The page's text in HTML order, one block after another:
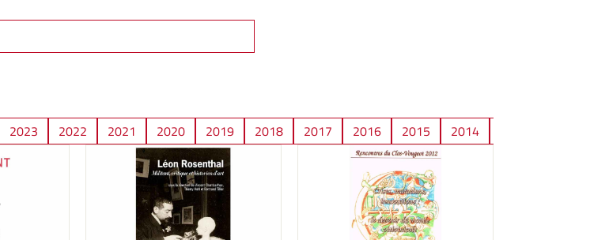
2023 2022 2021 2020 2019 2018 2017 2016 2015 2014